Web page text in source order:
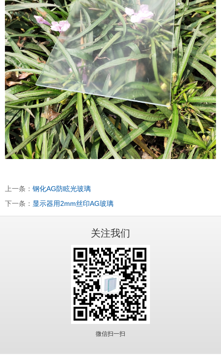
上一条： 钢化AG防眩光玻璃
下一条： 显示器用2mm丝印AG玻璃
关注我们
微信扫一扫